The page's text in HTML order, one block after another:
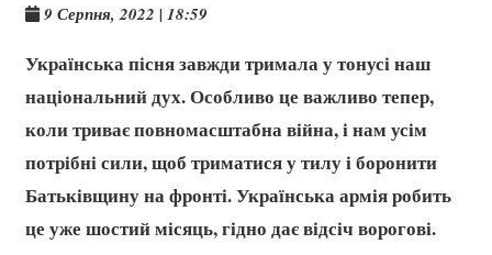
9 Серпня, 2022 | 18:59
Українська пісня завжди тримала у тонусі наш
національний дух. Особливо це важливо тепер,
коли триває повномасштабна війна, і нам усім
потрібні сили, щоб триматися у тилу і боронити
Батьківщину на фронті. Українська армія робить
це уже шостий місяць, гідно дає відсіч ворогові.